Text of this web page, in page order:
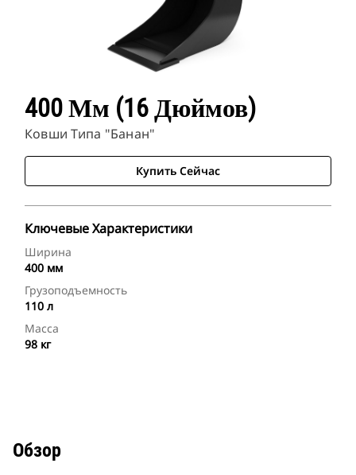
400 Мм (16 Дюймов)
Ковши Типа "банан"
Купить Сейчас
Ключевые Характеристики
Ширина
400 мм
Грузоподъемность
110 л
Масса
98 кг
Обзор